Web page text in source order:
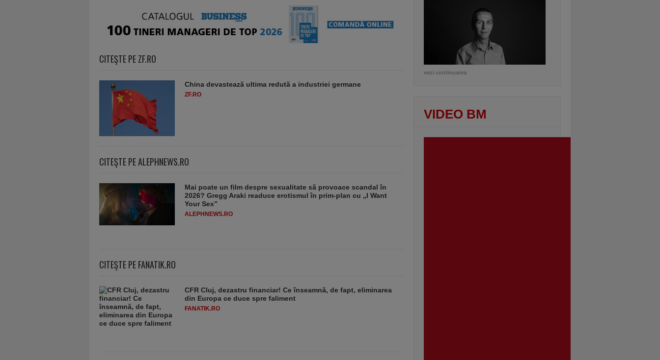
CITEŞTE PE ZF.RO
China devastează ultima redută a industriei germane
ZF.RO
CITEŞTE PE ALEPHNEWS.RO
Mai poate un film despre sexualitate să provoace scandal în
2026? Gregg Araki readuce erotismul în prim-plan cu „I Want
Your Sex”
ALEPHNEWS.RO
CITEŞTE PE FANATIK.RO
CFR Cluj, dezastru financiar! Ce înseamnă, de fapt, eliminarea
din Europa ce duce spre faliment
FANATIK.RO
vezi continuarea
VIDEO BM